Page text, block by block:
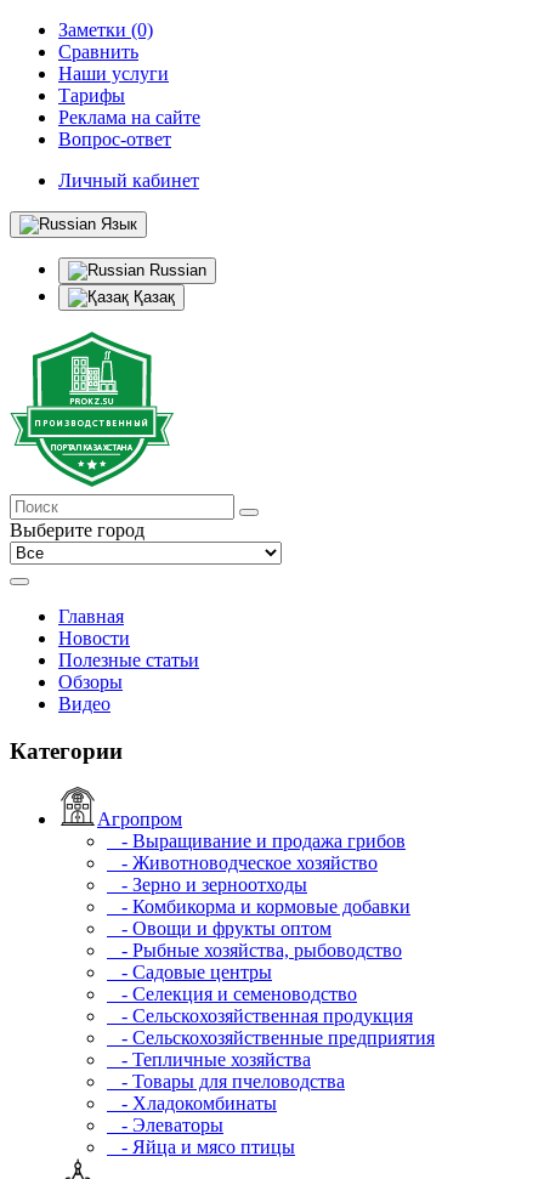
Заметки (0)
Сравнить
Наши услуги
Тарифы
Реклама на сайте
Вопрос-ответ
Личный кабинет
Язык
Russian
Қазақ
Выберите город
Главная
Новости
Полезные статьи
Обзоры
Видео
Категории
Агропром
- Выращивание и продажа грибов
- Животноводческое хозяйство
- Зерно и зерноотходы
- Комбикорма и кормовые добавки
- Овощи и фрукты оптом
- Рыбные хозяйства, рыбоводство
- Садовые центры
- Селекция и семеноводство
- Сельскохозяйственная продукция
- Сельскохозяйственные предприятия
- Тепличные хозяйства
- Товары для пчеловодства
- Хладокомбинаты
- Элеваторы
- Яйца и мясо птицы